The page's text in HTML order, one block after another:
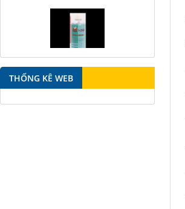
Falcon S-350 Chất chống gỉ bôi
trơn đa năng – Multipurpose
lubricating antirust agent
THỐNG KÊ WEB